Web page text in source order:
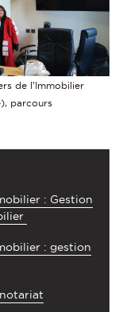
de l’Immobilier
parcours
: Gestion
: gestion